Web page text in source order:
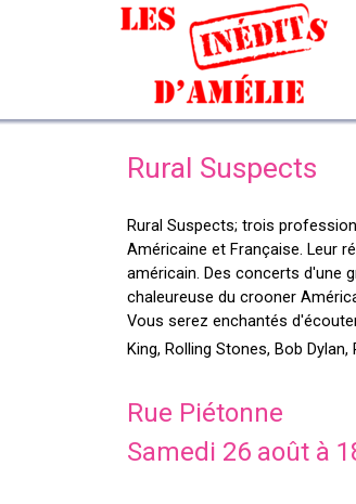
Rural Suspects
Rural Suspects; trois
Américaine et Française. Leur
américain. Des concerts d'une
chaleureuse du crooner
Vous serez enchantés
King, Rolling Stones, Bob
Rue Piétonne
Samedi 26 août à